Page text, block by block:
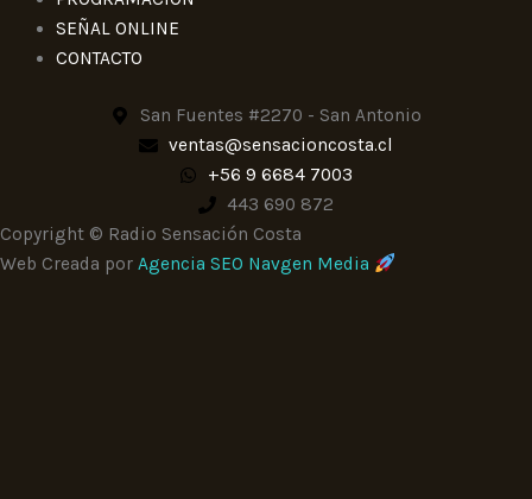
SEÑAL ONLINE
CONTACTO
San Fuentes #2270 - San Antonio
ventas@sensacioncosta.cl
+56 9 6684 7003
443 690 872
Copyright © Radio Sensación Costa
Web Creada por Agencia SEO Navgen Media